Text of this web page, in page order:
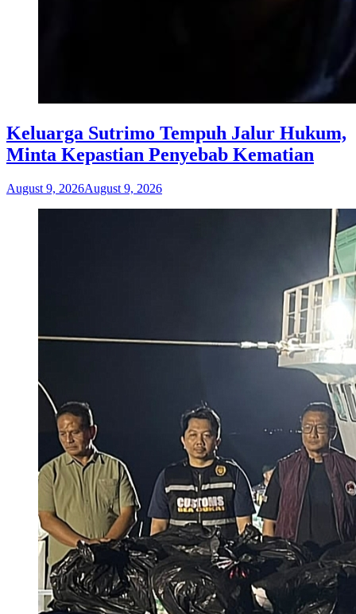
Keluarga Sutrimo Tempuh Jalur Hukum,
Minta Kepastian Penyebab Kematian
August 9, 2026August 9, 2026